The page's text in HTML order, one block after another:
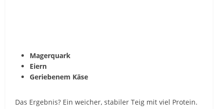
Magerquark
Eiern
Geriebenem Käse
Das Ergebnis? Ein weicher, stabiler Teig mit viel Protein.